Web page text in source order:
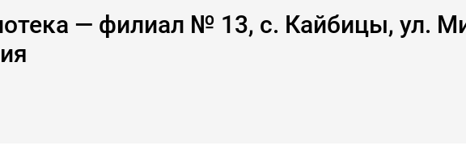
— филиал № 13, с. Кайбицы, ул.